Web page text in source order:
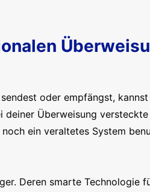
oder empfängst,
Überweisung
ein veraltetes System
Deren smarte Technologie